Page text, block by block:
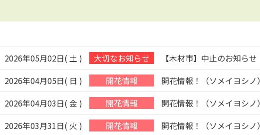
2026年05月02日( 土 )
【木材市】中止のお知らせ
2026年04月05日( 日 )
開花情報！（ソメイヨシノ）
2026年04月03日( 金 )
開花情報！（ソメイヨシノ）
2026年03月31日( 火 )
開花情報！（ソメイヨシノ）